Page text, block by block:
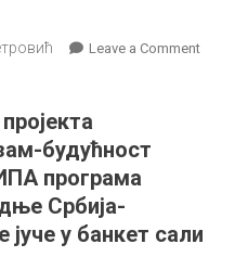
Leave a Commenton
будућност
програма
Србија-
јуче у банкет сали